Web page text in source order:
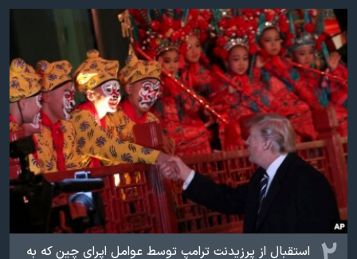
نرگس محمدی برنده جایزه نوبل صلح
همایش محافظه‌کاران آمریکا «سی‌پک»
صفحه‌های ویژه
سفر پرزیدنت ترامپ به چین
استقبال از پرزیدنت ترامپ توسط عوامل اپرای چین که به